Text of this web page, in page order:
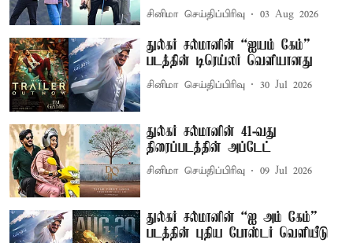
சினிமா செய்திப்பிரிவு 03 Aug 2026
துல்கர் சல்மானின் “ஐயம் கேம்”
படத்தின் டிரெய்லர் வெளியானது
சினிமா செய்திப்பிரிவு 30 Jul 2026
துல்கர் சல்மானின் 41-வது
திரைப்படத்தின் அப்டேட்
சினிமா செய்திப்பிரிவு 09 Jul 2026
துல்கர் சல்மானின் “ஐ அம் கேம்”
படத்தின் புதிய போஸ்டர் வெளியீடு